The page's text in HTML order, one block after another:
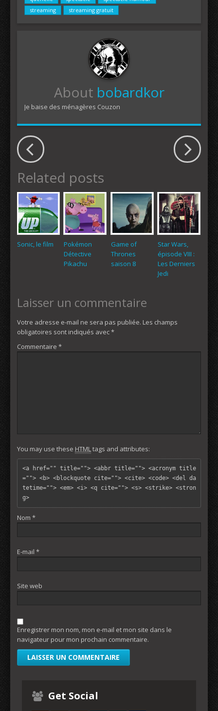
streaming
streaming gratuit
About bobardkor
Je baise des ménagères Couzon
Related posts
Sonic, le film
Pokémon
Détective
Pikachu
Game of
Thrones
saison 8
Star Wars,
épisode VIII :
Les Derniers
Jedi
Laisser un commentaire
Votre adresse e-mail ne sera pas publiée. Les champs
obligatoires sont indiqués avec*
Commentaire *
You may use these HTMLtags and attributes:
<a href="" title=""> <abbr title=""> <acronym title
=""> <b> <blockquote cite=""> <cite> <code> <del da
tetime=""> <em> <i> <q cite=""> <s> <strike> <stron
g>
Nom *
E-mail *
Site web
Enregistrer mon nom, mon e-mail et mon site dans le
navigateur pour mon prochain commentaire.
Get Social